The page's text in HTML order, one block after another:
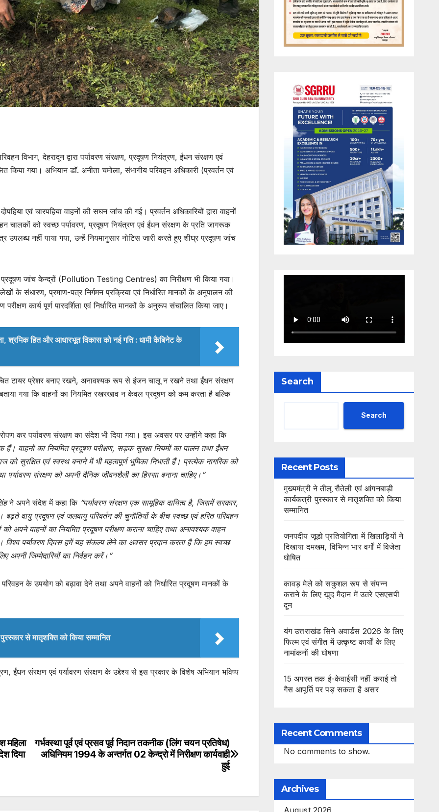
विभाग, देहरादून द्वारा पर्यावरण संरक्षण, प्रदूषण नियंत्रण, ईंधन संरक्षण एवं
गया। अभियान डाॅ. अनीता चमोला, संभागीय परिवहन अधिकारी (प्रवर्तन एवं
एवं चारपहिया वाहनों की सघन जांच की गई। प्रवर्तन अधिकारियों द्वारा वाहनों
चालकों को स्वच्छ पर्यावरण, प्रदूषण नियंत्रण एवं ईंधन संरक्षण के प्रति जागरूक
नहीं पाया गया, उन्हें नियमानुसार नोटिस जारी करते हुए शीघ्र प्रदूषण जांच
प्रदूषण जांच केन्द्रों (Pollution Testing Centres) का निरीक्षण भी किया गया।
के संधारण, प्रमाण-पत्र निर्गमन प्रक्रिया एवं निर्धारित मानकों के अनुपालन की
कार्य पूर्ण पारदर्शिता एवं निर्धारित मानकों के अनुरूप संचालित किया जाए।
श्रमिक हित और आधारभूत विकास को नई गति : धामी कैबिनेट के
टायर प्रेशर बनाए रखने, अनावश्यक रूप से इंजन चालू न रखने तथा ईंधन संरक्षण
गया कि वाहनों का नियमित रखरखाव न केवल प्रदूषण को कम करता है बल्कि
कर पर्यावरण संरक्षण का संदेश भी दिया गया। इस अवसर पर उन्होंने कहा कि
वाहनों का नियमित प्रदूषण परीक्षण, सड़क सुरक्षा नियमों का पालन तथा ईंधन
सुरक्षित एवं स्वस्थ बनाने में भी महत्वपूर्ण भूमिका निभाती हैं। प्रत्येक नागरिक को
संरक्षण को अपनी दैनिक जीवनशैली का हिस्सा बनाना चाहिए।”
ने अपने संदेश में कहा कि “पर्यावरण संरक्षण एक सामूहिक दायित्व है, जिसमें सरकार,
वायु प्रदूषण एवं जलवायु परिवर्तन की चुनौतियों के बीच स्वच्छ एवं हरित परिवहन
अपने वाहनों का नियमित प्रदूषण परीक्षण कराना चाहिए तथा अनावश्यक वाहन
विश्व पर्यावरण दिवस हमें यह संकल्प लेने का अवसर प्रदान करता है कि हम स्वच्छ
अपनी जिम्मेदारियों का निर्वहन करें।”
के उपयोग को बढ़ावा देने तथा अपने वाहनों को निर्धारित प्रदूषण मानकों के
से मातृशक्ति को किया सम्मानित
ईंधन संरक्षण एवं पर्यावरण संरक्षण के उद्देश्य से इस प्रकार के विशेष अभियान भविष्य
गर्भवस्था पूर्व एवं प्रसव पूर्व निदान तकनीक (लिंग चयन प्रतिषेध)
अधिनियम 1994 के अन्तर्गत 02 केन्द्रो में निरीक्षण कार्यवाही
हुई
महिला
दिया
Search
Search
Recent Posts
मुख्यमंत्री ने तीलू रौतेली एवं आंगनबाड़ी
कार्यकत्री पुरस्कार से मातृशक्ति को किया
सम्मानित
जनपदीय जूडो प्रतियोगिता में खिलाड़ियों ने
दिखाया दमखम, विभिन्न भार वर्गों में विजेता
घोषित
कावड़ मेले को सकुशल रूप से संपन्न
कराने के लिए खुद मैदान में उतरे एसएसपी
दून
यंग उत्तराखंड सिने अवार्डस 2026 के लिए
फिल्म एवं संगीत में उत्कृष्ट कार्यों के लिए
नामांकनों की घोषणा
15 अगस्त तक ई-केवाईसी नहीं कराई तो
गैस आपूर्ति पर पड़ सकता है असर
Recent Comments
No comments to show.
Archives
August 2026